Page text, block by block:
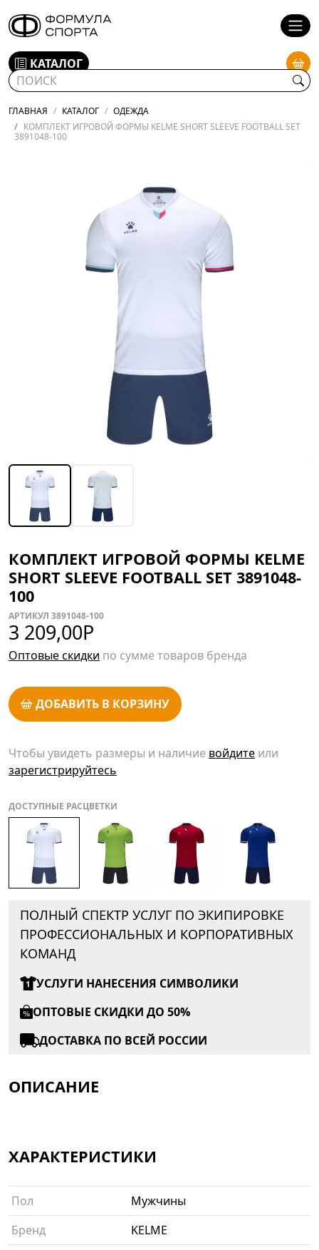
КАТАЛОГ
ГЛАВНАЯ КАТАЛОГ
ОДЕЖДА
КОМПЛЕКТ ИГРОВОЙ ФОРМЫ KELME SHORT SLEEVE FOOTBALL SET
3891048-100
КОМПЛЕКТ ИГРОВОЙ ФОРМЫ KELME
SHORT SLEEVE FOOTBALL SET 3891048-
100
АРТИКУЛ 3891048-100
3 209,00Р
Оптовые скидки по сумме товаров бренда
ДОБАВИТЬ В КОРЗИНУ
Чтобы увидеть размеры и наличие войдите или
зарегистрируйтесь
ДОСТУПНЫЕ РАСЦВЕТКИ
ПОЛНЫЙ СПЕКТР УСЛУГ ПО ЭКИПИРОВКЕ
ПРОФЕССИОНАЛЬНЫХ И КОРПОРАТИВНЫХ
КОМАНД
УСЛУГИ НАНЕСЕНИЯ СИМВОЛИКИ
ОПТОВЫЕ СКИДКИ ДО 50%
ДОСТАВКА ПО ВСЕЙ РОССИИ
ОПИСАНИЕ
ХАРАКТЕРИСТИКИ
Пол
Мужчины
Бренд
KELME